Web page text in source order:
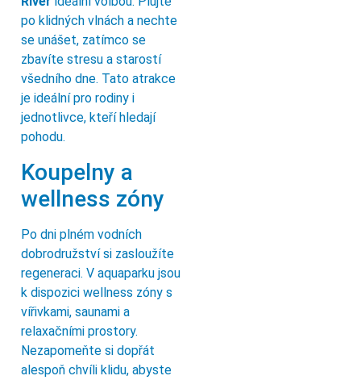
po klidných vlnách a nechte
se unášet, zatímco se
zbavíte stresu a starostí
všedního dne. Tato atrakce
je ideální pro rodiny i
jednotlivce, kteří hledají
pohodu.
Koupelny a
wellness zóny
Po dni plném vodních
dobrodružství si zasloužíte
regeneraci. V aquaparku jsou
k dispozici wellness zóny s
vířivkami, saunami a
relaxačními prostory.
Nezapomeňte si dopřát
alespoň chvíli klidu, abyste